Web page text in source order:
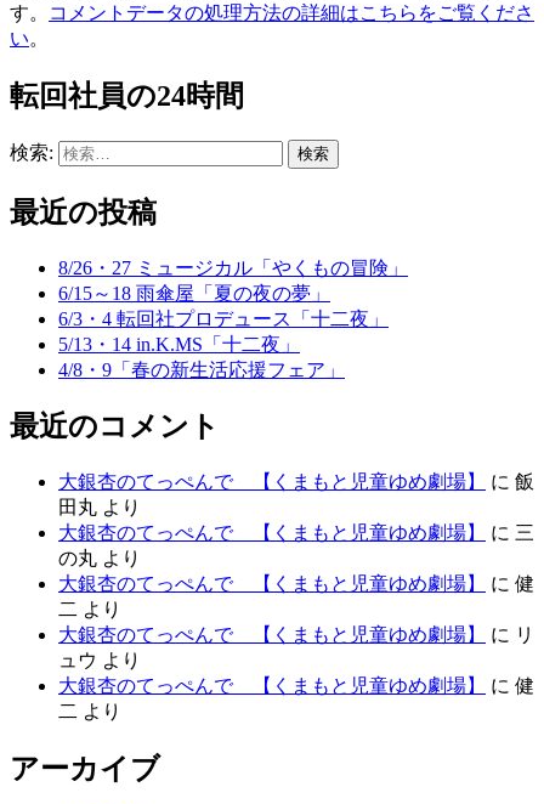
す。
コメントデータの処理方法の詳細はこちらをご覧くださ
い。
転回社員の24時間
検索:
最近の投稿
8/26・27 ミュージカル「やくもの冒険」
6/15～18 雨傘屋「夏の夜の夢」
6/3・4 転回社プロデュース「十二夜」
5/13・14 in.K.MS「十二夜」
4/8・9「春の新生活応援フェア」
最近のコメント
大銀杏のてっぺんで 【くまもと児童ゆめ劇場】 に 飯
田丸 より
大銀杏のてっぺんで 【くまもと児童ゆめ劇場】
に 三
の丸 より
大銀杏のてっぺんで 【くまもと児童ゆめ劇場】
に 健
二 より
大銀杏のてっぺんで 【くまもと児童ゆめ劇場】
に リ
ュウ より
大銀杏のてっぺんで 【くまもと児童ゆめ劇場】
に 健
二 より
アーカイブ